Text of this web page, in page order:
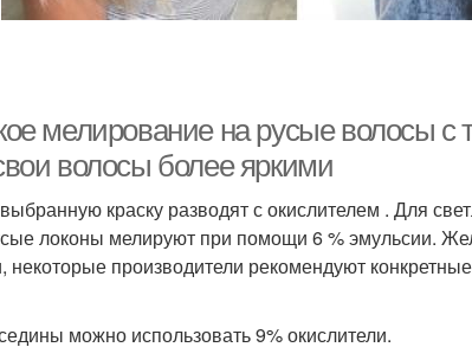
мелирование на русые волосы с
волосы более яркими
краску разводят с окислителем . Для
локоны мелируют при помощи 6 % эмульсии.
некоторые производители рекомендуют
можно использовать 9% окислители.